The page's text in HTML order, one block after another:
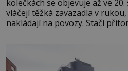
kolečkách se objevuje až ve
vláčejí těžká zavazadla v
nakládají na povozy. Stačí
nedostane. Až jednou se na